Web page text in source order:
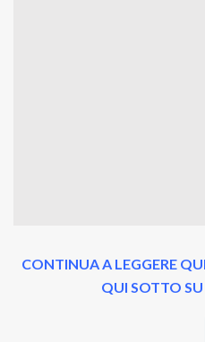
CONTINUA A LEGGERE
QUI SOTTO SU